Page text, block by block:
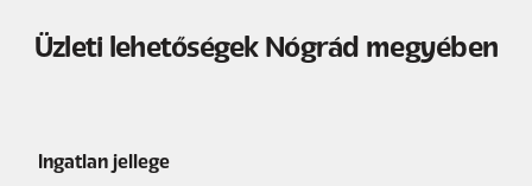
Üzleti lehetőségek Nógrád megyében
Ingatlan jellege